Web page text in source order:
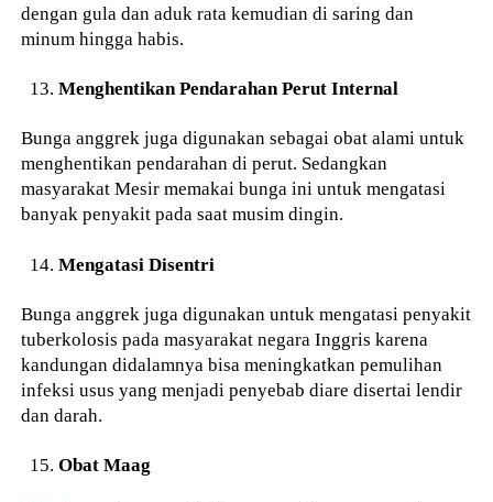
dengan gula dan aduk rata kemudian di saring dan
minum hingga habis.
Menghentikan Pendarahan Perut Internal
Bunga anggrek juga digunakan sebagai obat alami untuk
menghentikan pendarahan di perut. Sedangkan
masyarakat Mesir memakai bunga ini untuk mengatasi
banyak penyakit pada saat musim dingin.
Mengatasi Disentri
Bunga anggrek juga digunakan untuk mengatasi penyakit
tuberkolosis pada masyarakat negara Inggris karena
kandungan didalamnya bisa meningkatkan pemulihan
infeksi usus yang menjadi penyebab diare disertai lendir
dan darah.
Obat Maag